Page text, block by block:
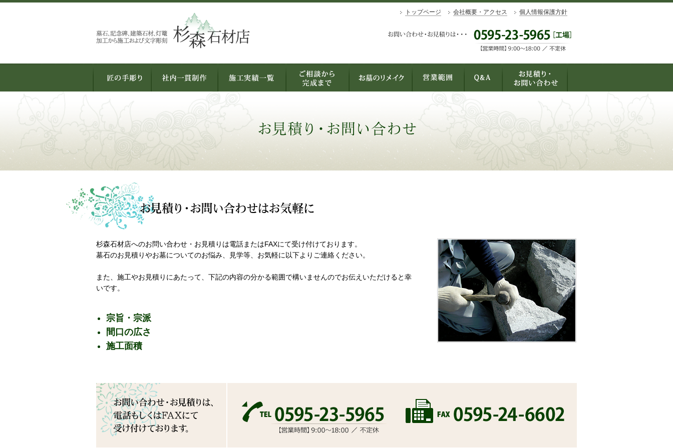
トップページ 会社概要・アクセス 個人情報保護方針
杉森石材店へのお問い合わせ・お見積りは電話またはFAXにて受け付けております。
墓石のお見積りやお墓についてのお悩み、見学等、お気軽に以下よりご連絡ください。
また、施工やお見積りにあたって、下記の内容の分かる範囲で構いませんのでお伝えいただけると幸
いです。
宗旨・宗派
間口の広さ
施工面積